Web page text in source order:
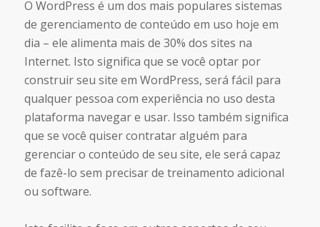
O WordPress é um dos mais populares sistemas
de gerenciamento de conteúdo em uso hoje em
dia – ele alimenta mais de 30% dos sites na
Internet. Isto significa que se você optar por
construir seu site em WordPress, será fácil para
qualquer pessoa com experiência no uso desta
plataforma navegar e usar. Isso também significa
que se você quiser contratar alguém para
gerenciar o conteúdo de seu site, ele será capaz
de fazê-lo sem precisar de treinamento adicional
ou software.